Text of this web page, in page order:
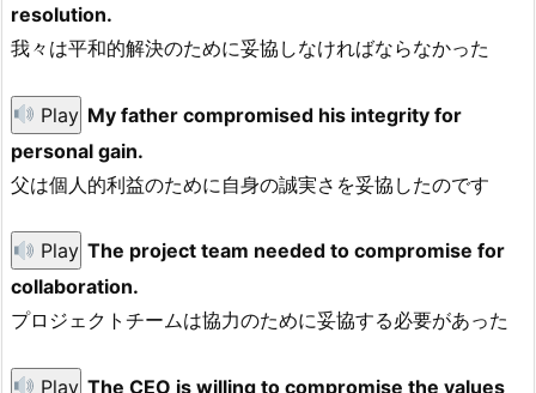
resolution.
我々は平和的解決のために妥協しなければならなかった
Play My father compromised his integrity for
personal gain.
父は個人的利益のために自身の誠実さを妥協したのです
Play The project team needed to compromise for
collaboration.
プロジェクトチームは協力のために妥協する必要があった
Play The CEO is willing to compromise the values